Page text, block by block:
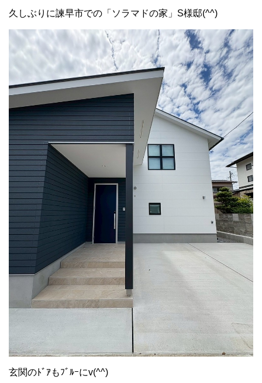
久しぶりに諫早市での「ソラマドの家」S様邸(^^)
玄関のﾄﾞｱもﾌﾞﾙｰにv(^^)